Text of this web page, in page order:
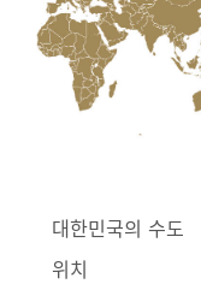
대한민국의 수도
위치